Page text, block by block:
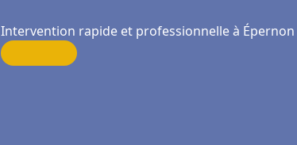
Intervention rapide et professionnelle à Épernon